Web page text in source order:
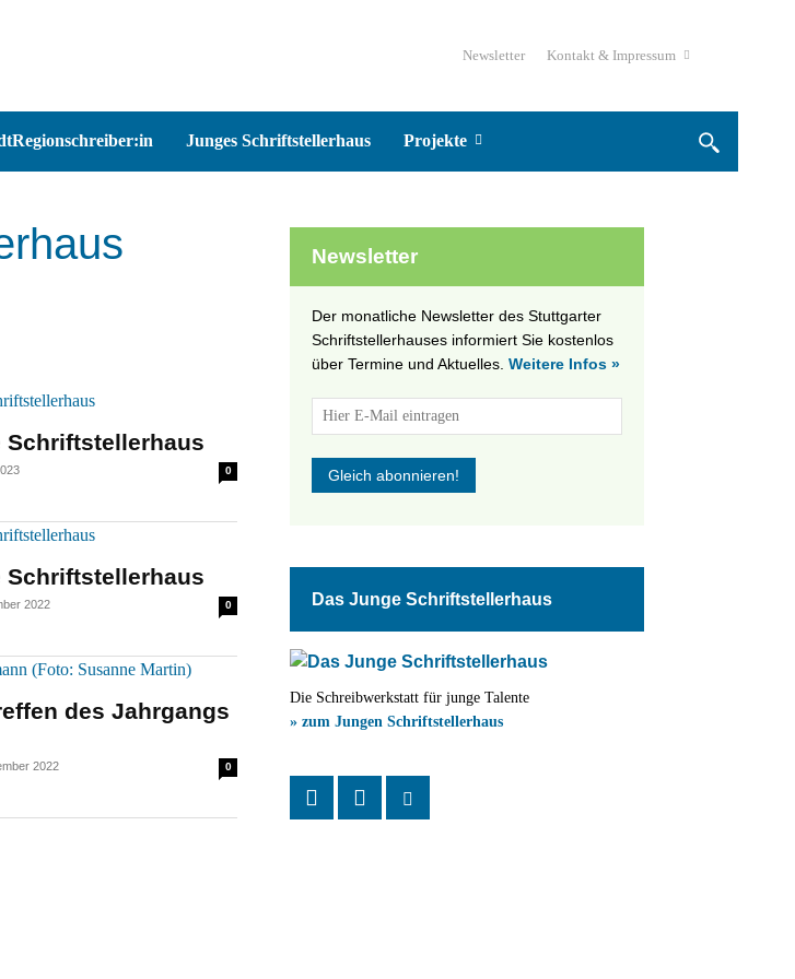
Newsletter Kontakt & Impressum
Junges Schriftstellerhaus Projekte
Schriftstellerhaus
0
Schriftstellerhaus
2022 0
des Jahrgangs
2022 0
Newsletter
Der monatliche Newsletter des Stuttgarter
Schriftstellerhauses informiert Sie kostenlos
über Termine und Aktuelles. Weitere Infos »
Das Junge Schriftstellerhaus
Die Schreibwerkstatt für junge Talente
» zum Jungen Schriftstellerhaus